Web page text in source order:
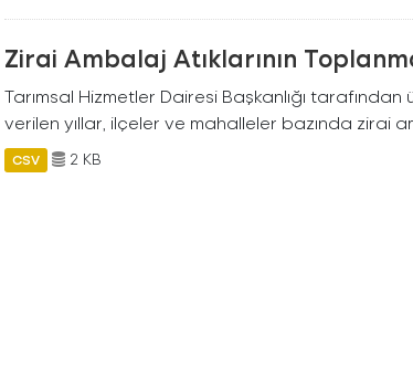
Zirai Ambalaj Atıklarının
Tarımsal Hizmetler Dairesi Başkanlığı
verilen yıllar, ilçeler ve mahalleler bazında zirai
CSV 2 KB